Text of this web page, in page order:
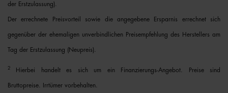
der Erstzulassung).
Der errechnete Preisvorteil sowie die angegebene Ersparnis errechnet sich
gegenüber der ehemaligen unverbindlichen Preisempfehlung des Herstellers am
Tag der Erstzulassung (Neupreis).
2 Hierbei handelt es sich um ein Finanzierungs-Angebot. Preise sind
Bruttopreise. Irrtümer vorbehalten.